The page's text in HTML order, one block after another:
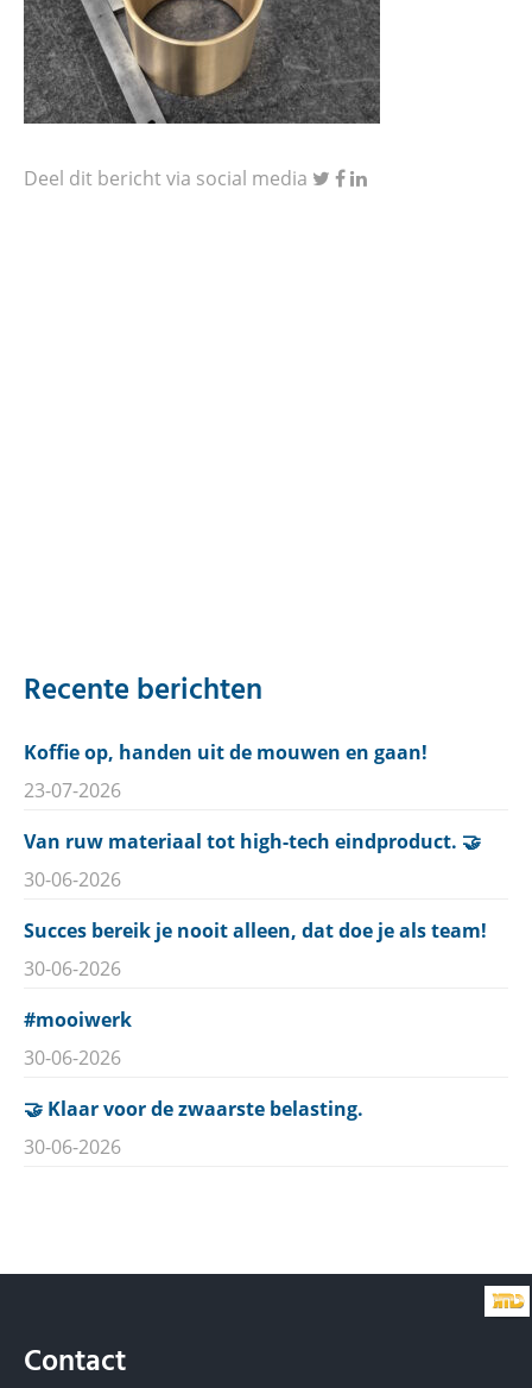
Deel dit bericht via social media
Recente berichten
Koffie op, handen uit de mouwen en gaan!
23-07-2026
Van ruw materiaal tot high-tech eindproduct. 🤝
30-06-2026
Succes bereik je nooit alleen, dat doe je als team!
30-06-2026
#mooiwerk
30-06-2026
🤝 Klaar voor de zwaarste belasting.
30-06-2026
Contact